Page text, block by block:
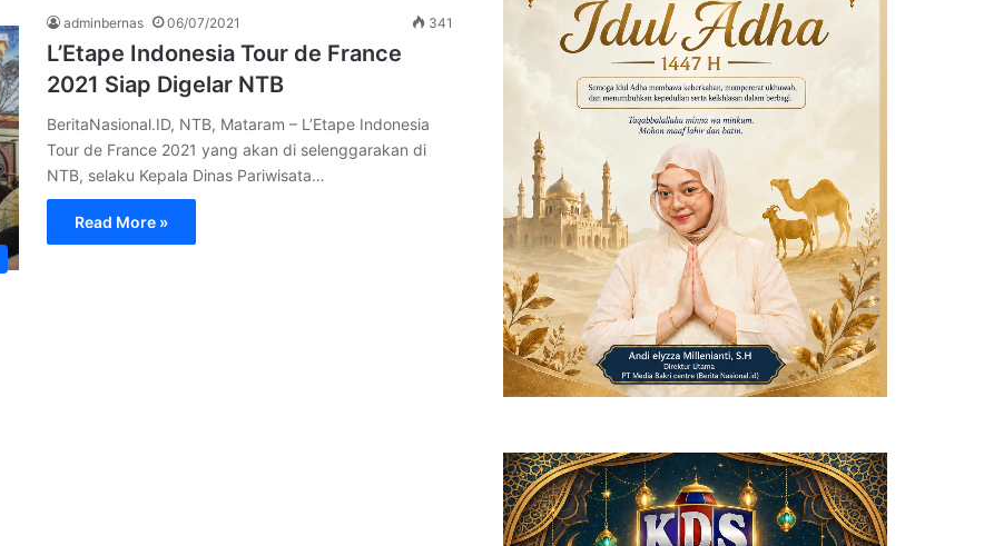
adminbernas 06/07/2021 341
L’Etape Indonesia Tour de France
2021 Siap Digelar NTB
BeritaNasional.ID, NTB, Mataram – L’Etape Indonesia
Tour de France 2021 yang akan di selenggarakan di
NTB, selaku Kepala Dinas Pariwisata…
Read More »